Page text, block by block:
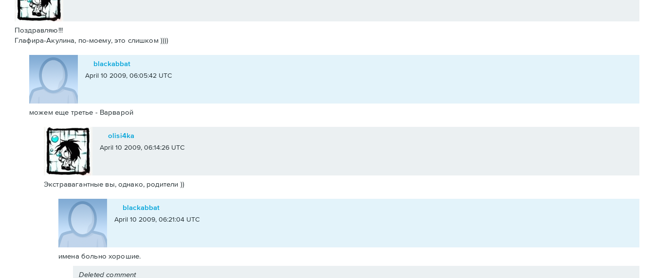
Поздравляю!!!
Глафира-Акулина, по-моему, это слишком ))))
blackabbat
April 10 2009, 06:05:42 UTC
можем еще третье - Варварой
olisi4ka
April 10 2009, 06:14:26 UTC
Экстравагантные вы, однако, родители ))
blackabbat
April 10 2009, 06:21:04 UTC
имена больно хорошие.
Deleted comment